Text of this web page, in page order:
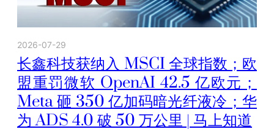
2026-07-29
长鑫科技获纳入 MSCI 全球指数；欧
盟重罚微软 OpenAI 42.5 亿欧元；
Meta 砸 350 亿加码暗光纤液冷；华
为 ADS 4.0 破 50 万公里 | 马上知道